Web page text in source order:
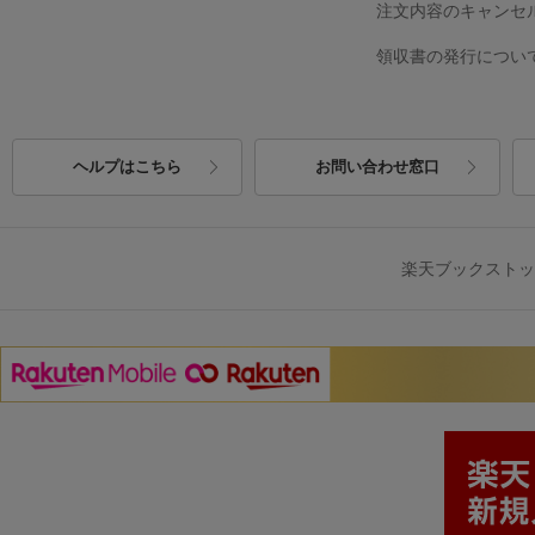
注文内容のキャンセ
領収書の発行につい
ヘルプはこちら お問い合わせ窓口
楽天ブックスト